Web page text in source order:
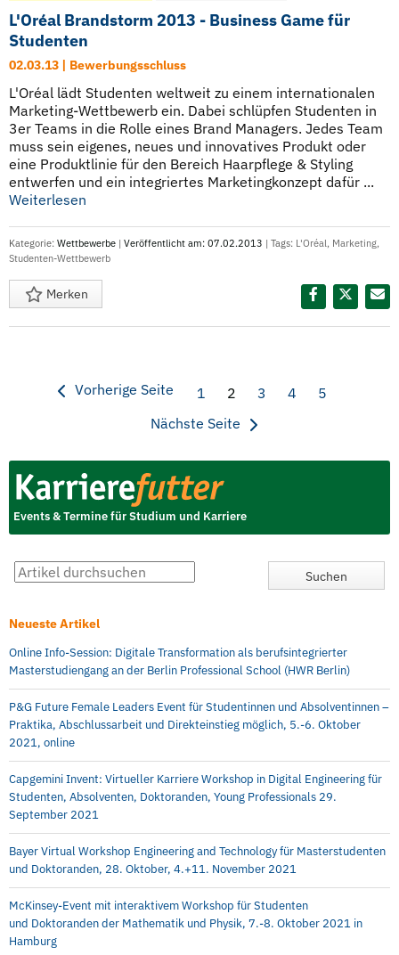
L'Oréal Brandstorm 2013 - Business Game für
Studenten
02.03.13 | Bewerbungsschluss
L'Oréal lädt Studenten weltweit zu einem internationalen
Marketing-Wettbewerb ein. Dabei schlüpfen Studenten in
3er Teams in die Rolle eines Brand Managers. Jedes Team
muss sein eigenes, neues und innovatives Produkt oder
eine Produktlinie für den Bereich Haarpflege & Styling
entwerfen und ein integriertes Marketingkonzept dafür ...
Weiterlesen
Kategorie: Wettbewerbe | Veröffentlicht am: 07.02.2013 | Tags: L'Oréal, Marketing,
Studenten-Wettbewerb
Merken
Vorherige Seite 1 2 3 4
5
Nächste Seite
Events & Termine für Studium und Karriere
Neueste Artikel
Online Info-Session: Digitale Transformation als berufsintegrierter
Masterstudiengang an der Berlin Professional School (HWR Berlin)
P&G Future Female Leaders Event für Studentinnen und Absolventinnen –
Praktika, Abschlussarbeit und Direkteinstieg möglich, 5.-6. Oktober
2021, online
Capgemini Invent: Virtueller Karriere Workshop in Digital Engineering für
Studenten, Absolventen, Doktoranden, Young Professionals 29.
September 2021
Bayer Virtual Workshop Engineering and Technology für Masterstudenten
und Doktoranden, 28. Oktober, 4.+11. November 2021
McKinsey-Event mit interaktivem Workshop für Studenten
und Doktoranden der Mathematik und Physik, 7.-8. Oktober 2021 in
Hamburg